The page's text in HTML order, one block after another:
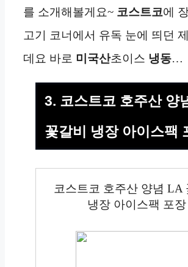
를 소개해볼게요~ 코스트코에
고기 코너에서 유독 눈에 띄던
데요 바로 미국산초이스 냉동…
3. 코스트코 호주산 양
꽃갈비 냉장 아이스팩
코스트코 호주산 양념 LA
냉장 아이스팩 포장